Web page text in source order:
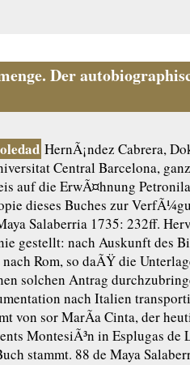
Der
HernÃ¡ndez Cabrera,
Central Barcelona,
auf die ErwÃ¤hnung
dieses Buches zur
Salaberria 1735: 232ff.
gestellt: nach Auskunft des
Rom, so daÃŸ die
solchen Antrag
nach Italien
von sor MarÃ­a Cinta, der
MontesiÃ³n in Esplugas de
stammt. 88 de Maya